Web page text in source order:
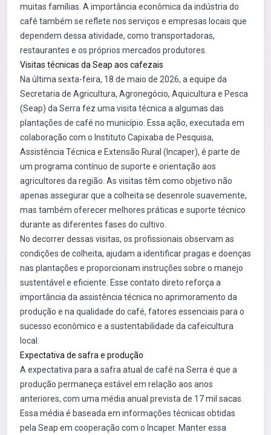
muitas famílias. A importância econômica da indústria do
café também se reflete nos serviços e empresas locais que
dependem dessa atividade, como transportadoras,
restaurantes e os próprios mercados produtores.
Visitas técnicas da Seap aos cafezais
Na última sexta-feira, 18 de maio de 2026, a equipe da
Secretaria de Agricultura, Agronegócio, Aquicultura e Pesca
(Seap) da Serra fez uma visita técnica a algumas das
plantações de café no município. Essa ação, executada em
colaboração com o Instituto Capixaba de Pesquisa,
Assistência Técnica e Extensão Rural (Incaper), é parte de
um programa contínuo de suporte e orientação aos
agricultores da região. As visitas têm como objetivo não
apenas assegurar que a colheita se desenrole suavemente,
mas também oferecer melhores práticas e suporte técnico
durante as diferentes fases do cultivo.
No decorrer dessas visitas, os profissionais observam as
condições de colheita, ajudam a identificar pragas e doenças
nas plantações e proporcionam instruções sobre o manejo
sustentável e eficiente. Esse contato direto reforça a
importância da assistência técnica no aprimoramento da
produção e na qualidade do café, fatores essenciais para o
sucesso econômico e a sustentabilidade da cafeicultura
local.
Expectativa de safra e produção
A expectativa para a safra atual de café na Serra é que a
produção permaneça estável em relação aos anos
anteriores, com uma média anual prevista de 17 mil sacas.
Essa média é baseada em informações técnicas obtidas
pela Seap em cooperação com o Incaper. Manter essa